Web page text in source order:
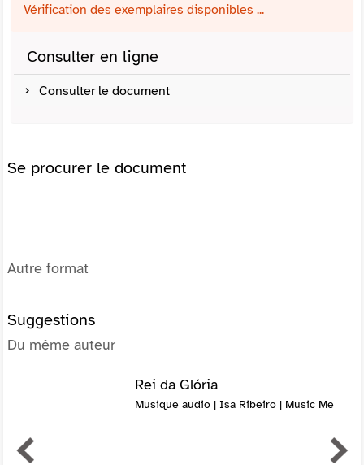
Vérification des exemplaires disponibles ...
Consulter en ligne
Consulter le document
Se procurer le document
Autre format
Suggestions
Du même auteur
Rei da Glória
Musique audio | Isa Ribeiro | Music Me